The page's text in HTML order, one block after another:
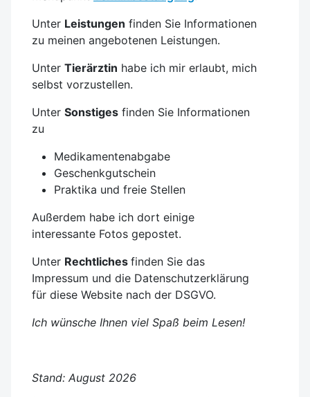
Unter Leistungen finden Sie Informationen
zu meinen angebotenen Leistungen.
Unter Tierärztin habe ich mir erlaubt, mich
selbst vorzustellen.
Unter Sonstiges finden Sie Informationen
zu
Medikamentenabgabe
Geschenkgutschein
Praktika und freie Stellen
Außerdem habe ich dort einige
interessante Fotos gepostet.
Unter Rechtliches finden Sie das
Impressum und die Datenschutzerklärung
für diese Website nach der DSGVO.
Ich wünsche Ihnen viel Spaß beim Lesen!
Stand: August 2026